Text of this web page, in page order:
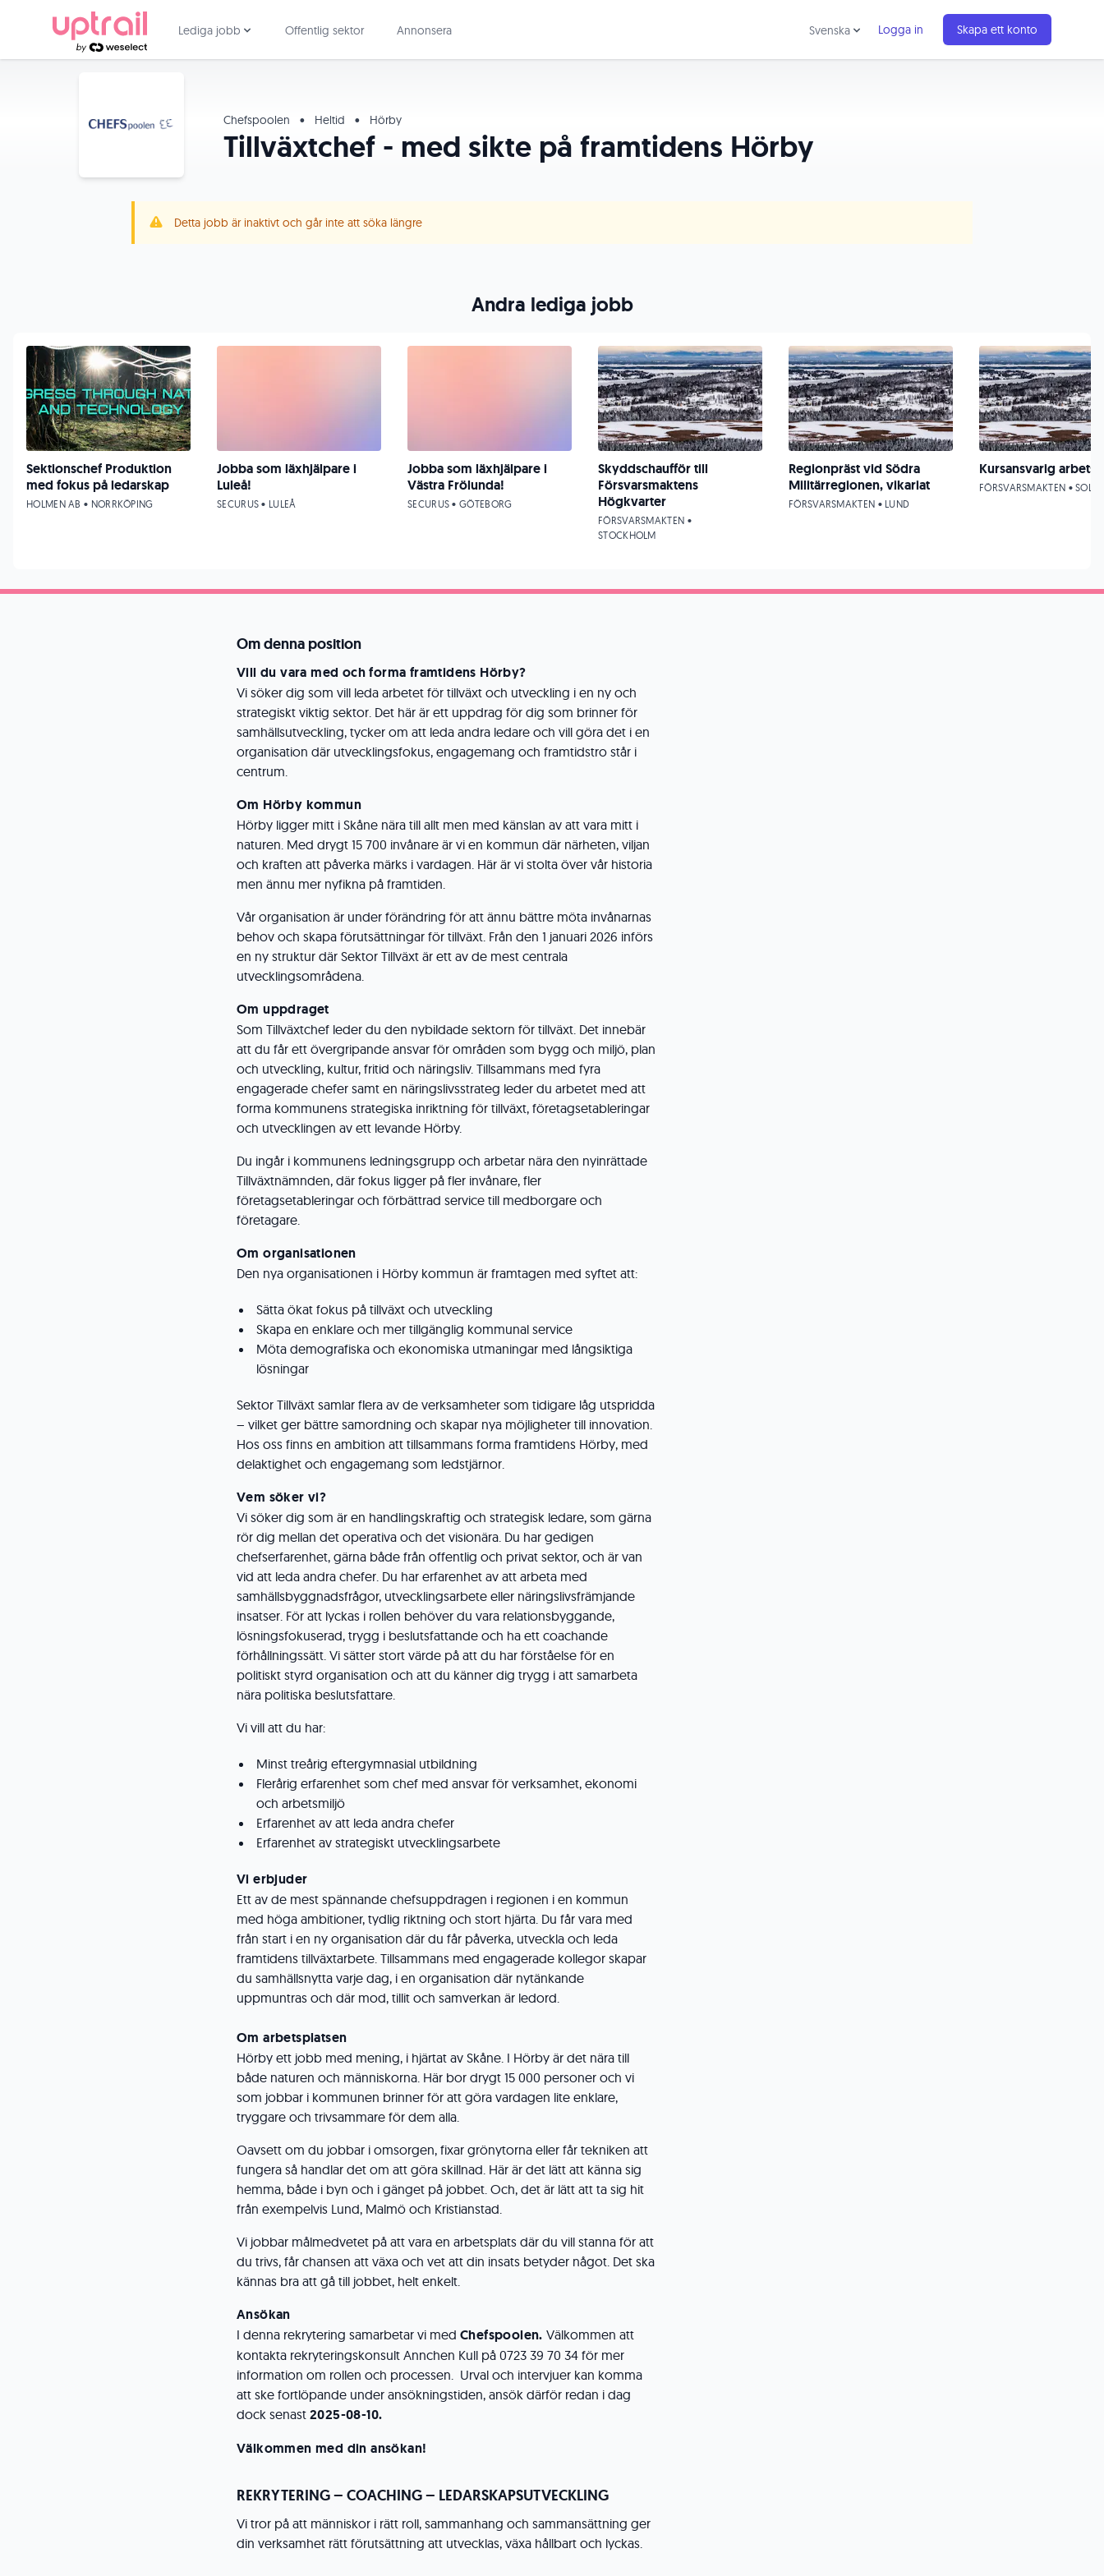
Lediga jobb Offentlig sektor Annonsera Svenska Logga in Skapa ett konto
Chefspoolen • Heltid • Hörby
Tillväxtchef - med sikte på framtidens Hörby
Detta jobb är inaktivt och går inte att söka längre
Om denna position
Vill du vara med och forma framtidens Hörby?
Vi söker dig som vill leda arbetet för tillväxt och utveckling i en ny och
strategiskt viktig sektor. Det här är ett uppdrag för dig som brinner för
samhällsutveckling, tycker om att leda andra ledare och vill göra det i en
organisation där utvecklingsfokus, engagemang och framtidstro står i
centrum.
Om Hörby kommun
Hörby ligger mitt i Skåne nära till allt men med känslan av att vara mitt i
naturen. Med drygt 15 700 invånare är vi en kommun där närheten, viljan
och kraften att påverka märks i vardagen. Här är vi stolta över vår historia
men ännu mer nyfikna på framtiden.
Vår organisation är under förändring för att ännu bättre möta invånarnas
behov och skapa förutsättningar för tillväxt. Från den 1 januari 2026 införs
en ny struktur där Sektor Tillväxt är ett av de mest centrala
utvecklingsområdena.
Om uppdraget
Som Tillväxtchef leder du den nybildade sektorn för tillväxt. Det innebär
att du får ett övergripande ansvar för områden som bygg och miljö, plan
och utveckling, kultur, fritid och näringsliv. Tillsammans med fyra
engagerade chefer samt en näringslivsstrateg leder du arbetet med att
forma kommunens strategiska inriktning för tillväxt, företagsetableringar
och utvecklingen av ett levande Hörby.
Du ingår i kommunens ledningsgrupp och arbetar nära den nyinrättade
Tillväxtnämnden, där fokus ligger på fler invånare, fler
företagsetableringar och förbättrad service till medborgare och
företagare.
Om organisationen
Den nya organisationen i Hörby kommun är framtagen med syftet att:
Sätta ökat fokus på tillväxt och utveckling
Skapa en enklare och mer tillgänglig kommunal service
Möta demografiska och ekonomiska utmaningar med långsiktiga
lösningar
Sektor Tillväxt samlar flera av de verksamheter som tidigare låg utspridda
– vilket ger bättre samordning och skapar nya möjligheter till innovation.
Hos oss finns en ambition att tillsammans forma framtidens Hörby, med
delaktighet och engagemang som ledstjärnor.
Vem söker vi?
Vi söker dig som är en handlingskraftig och strategisk ledare, som gärna
rör dig mellan det operativa och det visionära. Du har gedigen
chefserfarenhet, gärna både från offentlig och privat sektor, och är van
vid att leda andra chefer. Du har erfarenhet av att arbeta med
samhällsbyggnadsfrågor, utvecklingsarbete eller näringslivsfrämjande
insatser. För att lyckas i rollen behöver du vara relationsbyggande,
lösningsfokuserad, trygg i beslutsfattande och ha ett coachande
förhållningssätt. Vi sätter stort värde på att du har förståelse för en
politiskt styrd organisation och att du känner dig trygg i att samarbeta
nära politiska beslutsfattare.
Vi vill att du har:
Minst treårig eftergymnasial utbildning
Flerårig erfarenhet som chef med ansvar för verksamhet, ekonomi
och arbetsmiljö
Erfarenhet av att leda andra chefer
Erfarenhet av strategiskt utvecklingsarbete
Vi erbjuder
Ett av de mest spännande chefsuppdragen i regionen i en kommun
med höga ambitioner, tydlig riktning och stort hjärta. Du får vara med
från start i en ny organisation där du får påverka, utveckla och leda
framtidens tillväxtarbete. Tillsammans med engagerade kollegor skapar
du samhällsnytta varje dag, i en organisation där nytänkande
uppmuntras och där mod, tillit och samverkan är ledord.
Om arbetsplatsen
Hörby ett jobb med mening, i hjärtat av Skåne. I Hörby är det nära till
både naturen och människorna. Här bor drygt 15 000 personer och vi
som jobbar i kommunen brinner för att göra vardagen lite enklare,
tryggare och trivsammare för dem alla.
Oavsett om du jobbar i omsorgen, fixar grönytorna eller får tekniken att
fungera så handlar det om att göra skillnad. Här är det lätt att känna sig
hemma, både i byn och i gänget på jobbet. Och, det är lätt att ta sig hit
från exempelvis Lund, Malmö och Kristianstad.
Vi jobbar målmedvetet på att vara en arbetsplats där du vill stanna för att
du trivs, får chansen att växa och vet att din insats betyder något. Det ska
kännas bra att gå till jobbet, helt enkelt.
Ansökan
I denna rekrytering samarbetar vi med Chefspoolen. Välkommen att
kontakta rekryteringskonsult Annchen Kull på 0723 39 70 34 för mer
information om rollen och processen. Urval och intervjuer kan komma
att ske fortlöpande under ansökningstiden, ansök därför redan i dag
dock senast 2025-08-10.
Välkommen med din ansökan!
REKRYTERING – COACHING – LEDARSKAPSUTVECKLING
Vi tror på att människor i rätt roll, sammanhang och sammansättning ger
din verksamhet rätt förutsättning att utvecklas, växa hållbart och lyckas.
Andra lediga jobb
Sektionschef Produktion
med fokus på ledarskap
HOLMEN AB • NORRKÖPING
Jobba som läxhjälpare i
Luleå!
SECURUS • LULEÅ
Jobba som läxhjälpare i
Västra Frölunda!
SECURUS • GÖTEBORG
Skyddschaufför till
Försvarsmaktens
Högkvarter
FÖRSVARSMAKTEN •
STOCKHOLM
Regionpräst vid Södra
Militärregionen, vikariat
FÖRSVARSMAKTEN • LUND
Kursansvarig
FÖRSVARSMAKTEN •